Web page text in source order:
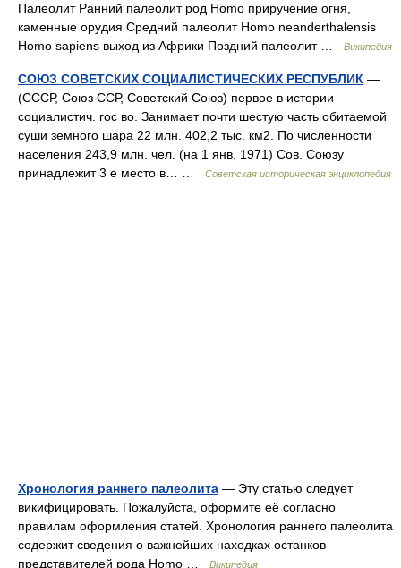
Палеолит Ранний палеолит род Homo приручение огня,
каменные орудия Средний палеолит Homo neanderthalensis
Homo sapiens выход из Африки Поздний палеолит …
Википедия
СОЮЗ СОВЕТСКИХ СОЦИАЛИСТИЧЕСКИХ РЕСПУБЛИК —
(СССР, Союз ССР, Советский Союз) первое в истории
социалистич. гос во. Занимает почти шестую часть обитаемой
суши земного шара 22 млн. 402,2 тыс. км2. По численности
населения 243,9 млн. чел. (на 1 янв. 1971) Сов. Союзу
принадлежит 3 е место в… …
Советская историческая энциклопедия
Хронология раннего палеолита — Эту статью следует
викифицировать. Пожалуйста, оформите её согласно
правилам оформления статей. Хронология раннего палеолита
содержит сведения о важнейших находках останков
представителей рода Homo …
Википедия